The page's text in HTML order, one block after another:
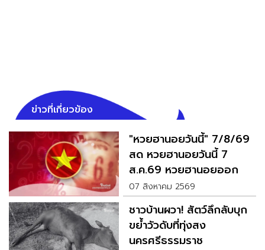
ข่าวที่เกี่ยวข้อง
"หวยฮานอยวันนี้" 7/8/69
สด หวยฮานอยวันนี้ 7
ส.ค.69 หวยฮานอยออก
อะไร
07 สิงหาคม 2569
ชาวบ้านผวา! สัตว์ลึกลับบุก
ขย้ำวัวดับที่ทุ่งสง
นครศรีธรรมราช